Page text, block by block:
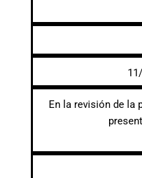
En la revisión de la